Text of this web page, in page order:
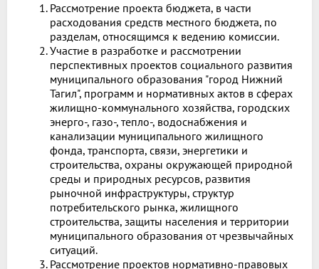
Рассмотрение проекта бюджета, в части
расходования средств местного бюджета, по
разделам, относящимся к ведению комиссии.
Участие в разработке и рассмотрении
перспективных проектов социального развития
муниципального образования "город Нижний
Тагил", программ и нормативных актов в сферах
жилищно-коммунального хозяйства, городских
энерго-, газо-, тепло-, водоснабжения и
канализации муниципального жилищного
фонда, транспорта, связи, энергетики и
строительства, охраны окружающей природной
среды и природных ресурсов, развития
рыночной инфраструктуры, структур
потребительского рынка, жилищного
строительства, защиты населения и территории
муниципального образования от чрезвычайных
ситуаций.
Рассмотрение проектов нормативно-правовых